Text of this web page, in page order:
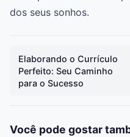
dos seus sonhos.
Elaborando o Currículo
Perfeito: Seu Caminho
para o Sucesso
Você pode gostar